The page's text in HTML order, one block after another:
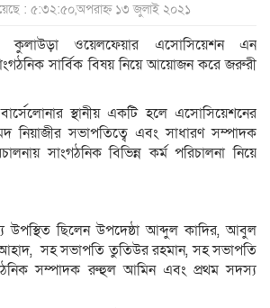
: ৫:৩২:৫০,অপরাহ্ন ১৩ জুলাই ২০২১
কুলাউড়া ওয়েলফেয়ার এসোসিয়েশন এন
সার্বিক বিষয় নিয়ে আয়োজন করে জরুরী
স্থানীয় একটি হলে এসোসিয়েশনের
সভাপতিত্বে এবং সাধারণ সম্পাদক
সাংগঠনিক বিভিন্ন কর্ম পরিচালনা নিয়ে
উপস্থিত ছিলেন উপদেষ্ঠা আব্দুল কাদির, আবুল
সহ সভাপতি তুতিউর রহমান, সহ সভাপতি
সম্পাদক রুহুল আমিন এবং প্রথম সদস্য